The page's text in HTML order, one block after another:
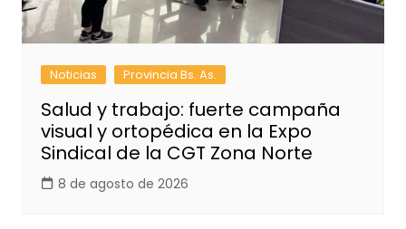
Noticias Provincia Bs. As.
Salud y trabajo: fuerte campaña
visual y ortopédica en la Expo
Sindical de la CGT Zona Norte
8 de agosto de 2026